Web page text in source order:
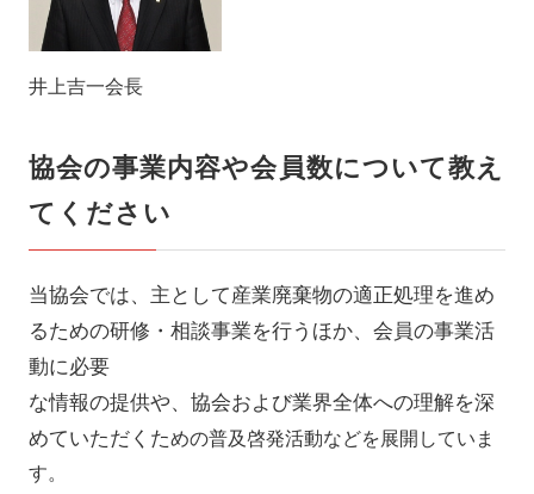
井上吉一会長
協会の事業内容や会員数について教え
てください
当協会では、主として産業廃棄物の適正処理を進め
るための研修・相談事業を行うほか、会員の事業活
動に必要
な情報の提供や、協会および業界全体への理解を深
めていただくための普及啓発活動などを展開していま
す。